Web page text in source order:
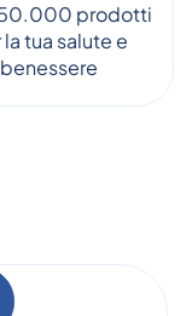
prodotti
la tua salute e
benessere